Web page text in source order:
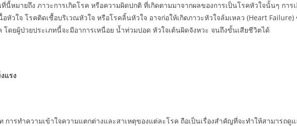
หมายถึง ภาวะการเกิดโรค หรือความผิดปกติ ที่เกิดตามมาจากผลของการเป็นโรคหัวใจนั้นๆ การ
หัวใจ โรคติดเชื้อบริเวณหัวใจ หรือโรคลิ้นหัวใจ อาจก่อให้เกิดภาวะหัวใจล้มเหลว (Heart
โดยผู้ป่วยประเภทนี้จะมีอาการเหนื่อย น้ำท่วมปอด หัวใจเต้นผิดจังหวะ จนถึงขั้นเสียชีวิตได้
แรง
การทำความเข้าใจความแตกต่างและสาเหตุของแต่ละโรค ถือเป็นเรื่องสำคัญที่จะทำให้สามารถ